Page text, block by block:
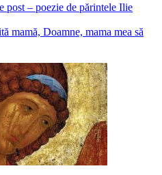
post – poezie de părintele Ilie
mamă, Doamne, mama mea să